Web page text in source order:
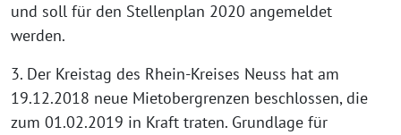
und soll für den Stellenplan 2020 angemeldet
werden.
3. Der Kreistag des Rhein-Kreises Neuss hat am
19.12.2018 neue Mietobergrenzen beschlossen, die
zum 01.02.2019 in Kraft traten. Grundlage für